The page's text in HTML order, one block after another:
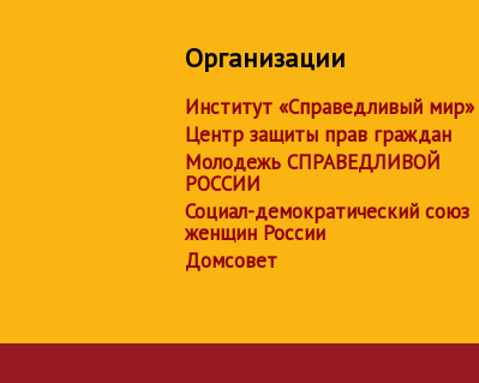
Организации
Институт «Справедливый мир»
Центр защиты прав граждан
Молодежь СПРАВЕДЛИВОЙ
РОССИИ
Социал-демократический союз
женщин России
Домсовет